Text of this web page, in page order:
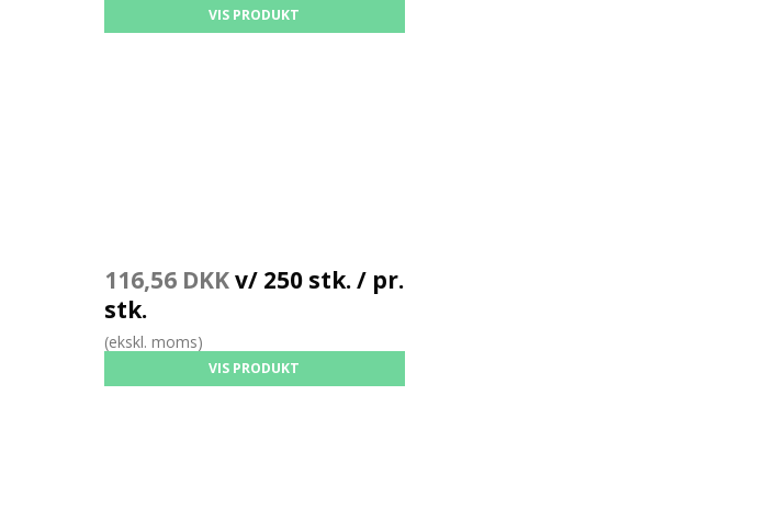
VIS PRODUKT
116,56 DKKv/ 250 stk. / pr.
stk.
(ekskl. moms)
VIS PRODUKT